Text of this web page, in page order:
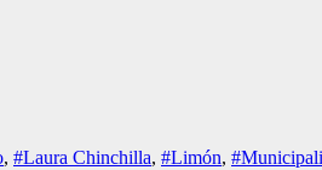
, #Laura Chinchilla, #Limón,